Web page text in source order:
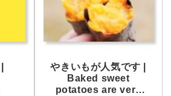
やきいもが人気です |
Baked sweet
potatoes are very